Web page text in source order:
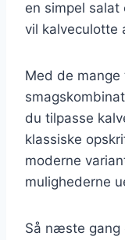
en simpel salat
vil
Med de
du tilpasse
klassiske
moderne
mulighederne
Så næste gang